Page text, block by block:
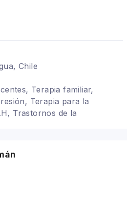
Chile
Terapia familiar,
Terapia para la
Trastornos de la